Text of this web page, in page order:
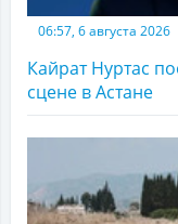
06:57, 6 августа 2026
Кайрат Нуртас
сцене в Астане